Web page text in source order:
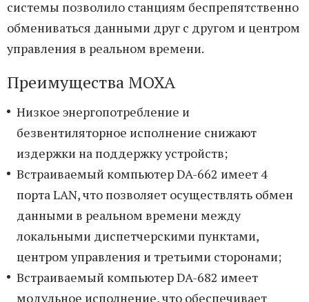
системы позволило станциям беспрепятственно
обмениваться данными друг с другом и центром
управления в реальном времени.
Преимущества MOXA
Низкое энергопотребление и
безвентиляторное исполнение снижают
издержки на поддержку устройств;
Встраиваемый компьютер DA-662 имеет 4
порта LAN, что позволяет осуществлять обмен
данными в реальном времени между
локальными диспетчерскими пунктами,
центром управления и третьими сторонами;
Встраиваемый компьютер DA-682 имеет
модульное исполнение, что обеспечивает